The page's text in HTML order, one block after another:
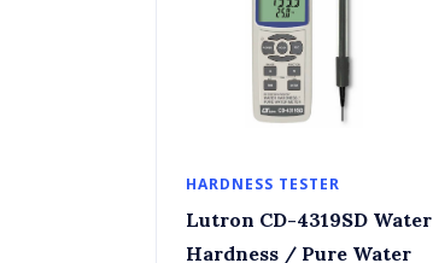
HARDNESS TESTER
Lutron CD-4319SD Water
Hardness / Pure Water